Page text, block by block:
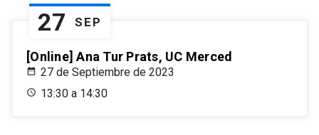
27 SEP
[Online] Ana Tur Prats, UC Merced
27 de Septiembre de 2023
13:30 a 14:30